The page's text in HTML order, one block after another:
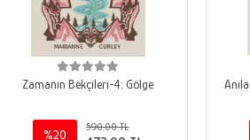
Zamanın Bekçileri-4: Gölge
%20
590,00 TL